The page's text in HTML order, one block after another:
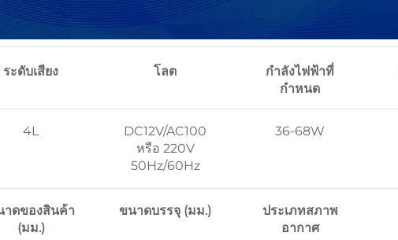
ระดับเสียง โลต
กำลังไฟฟ้าที่
กำหนด
4L
DC12V/AC100
หรือ 220V
50Hz/60Hz
36-68W
าดของสินค้า
(มม.)
ขนาดบรรจุ (มม.)
ประเภทสภาพ
อากาศ